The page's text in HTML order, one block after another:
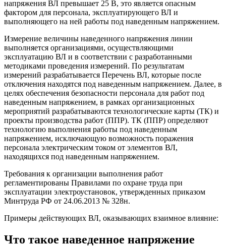
напряжения ВЛ превышает 25 В, это является опасным
фактором для персонала, эксплуатирующего ВЛ и
выполняющего на ней работы под наведенным напряжением.
Измерение величины наведенного напряжения линии
выполняется организациями, осуществляющими
эксплуатацию ВЛ и в соответствии с разработанными
методиками проведения измерений. По результатам
измерений разрабатывается Перечень ВЛ, которые после
отключения находятся под наведенным напряжением. Далее, в
целях обеспечения безопасности персонала для работ под
наведенным напряжением, в рамках организационных
мероприятий разрабатываются технологические карты (ТК) и
проекты производства работ (ППР). ТК (ППР) определяют
технологию выполнения работы под наведенным
напряжением, исключающую возможность поражения
персонала электрическим током от элементов ВЛ,
находящихся под наведенным напряжением.
Требования к организации выполнения работ
регламентированы Правилами по охране труда при
эксплуатации электроустановок, утвержденных приказом
Минтруда РФ от 24.06.2013 № 328н.
Примеры действующих ВЛ, оказывающих взаимное влияние:
Что такое наведенное напряжение